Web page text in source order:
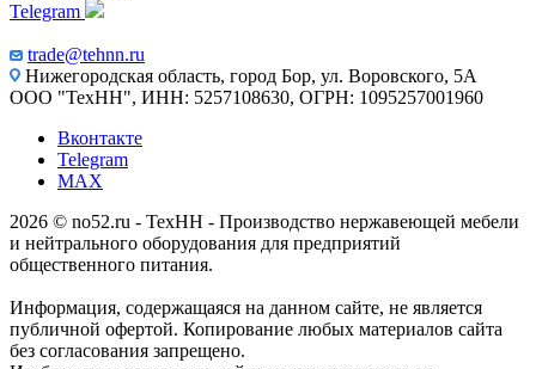
Telegram
trade@tehnn.ru
Нижегородская область, город Бор, ул. Воровского, 5А
ООО "ТехНН", ИНН: 5257108630, ОГРН: 1095257001960
Вконтакте
Telegram
MAX
2026 © no52.ru - ТехНН - Производство нержавеющей мебели
и нейтрального оборудования для предприятий
общественного питания.
Информация, содержащаяся на данном сайте, не является
публичной офертой. Копирование любых материалов сайта
без согласования запрещено.